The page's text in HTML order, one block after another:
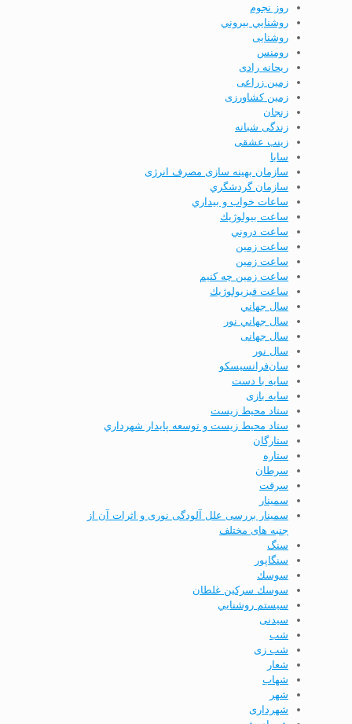
روز نجوم
روشنايي بيروني
روشنایی
رومنس
ریحانه رادی
زمین زراعی
زمین کشاورزی
زنجان
زندگی شبانه
زینب عشقی
سابا
سازمان بهینه­ سازی مصرف انرژی
سازمان گردشگري
ساعات خواب و بيداري
ساعت بيولوژيك
ساعت دروني
ساعت زمين
ساعت زمین
ساعت زمین چه کنیم
ساعت فيزيولوژيك
سال جهاني
سال جهاني نور
سال جهانی
سال نور
سان‌فرانسیسکو
سایه با دست
سایه بازی
ستاد محيط زيست
ستاد محيط زيست و توسعه پايدار شهرداري
ستارگان
ستاره
سرطان
سرقت
سمینار
سمینار بررسی علل آلودگی نوری و اثرات آن از
جنبه­ های مختلف
سنگ
سنگاپور
سوسك
سوسك سركين غلطان
سيستم روشنايي
سیدنی
شب
شب زی
شعار
شهاب
شهر
شهرداری